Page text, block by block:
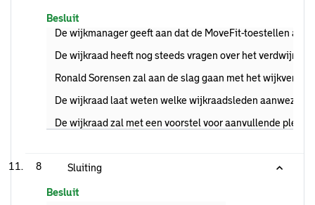
Besluit
De wijkmanager geeft aan dat de MoveFit-toestellen al
De wijkraad heeft nog steeds vragen over het
Ronald Sorensen zal aan de slag gaan met het
De wijkraad laat weten welke wijkraadsleden aanwezig
De wijkraad zal met een voorstel voor aanvullende
8 Sluiting
Besluit